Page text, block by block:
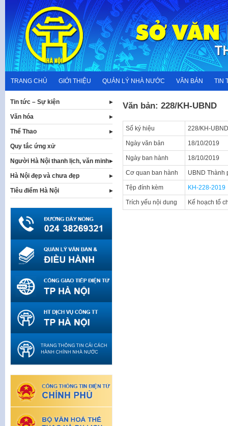
content
TRANG CHỦ GIỚI THIỆU QUẢN LÝ NHÀ NƯỚC VĂN BẢN TIN
Văn bản: 228/KH-UBND
Số ký hiệu 228/KH-UBND
Ngày văn bản 18/10/2019
Ngày ban hành 18/10/2019
Cơ quan ban hành UBND Thành
Tệp đính kèm KH-228-2019
Trích yếu nội dung Kế hoạch tổ
Tin tức – Sự kiện
Văn hóa
Thể Thao
Quy tắc ứng xử
Người Hà Nội thanh lịch, văn minh
Hà Nội đẹp và chưa đẹp
Tiêu điểm Hà Nội